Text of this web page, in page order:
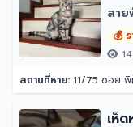
สาย
💰
14
สถานที่หาย: 11/75 ซอย พิทั
เห็